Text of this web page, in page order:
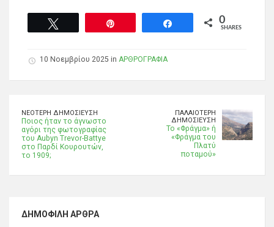
0
SHARES
10 Νοεμβρίου 2025 in ΑΡΘΡΟΓΡΑΦΙΑ
ΝΕΌΤΕΡΗ ΔΗΜΟΣΊΕΥΣΗ
Ποιος ήταν το άγνωστο
αγόρι της φωτογραφίας
του Aubyn Trevor-Battye
στο Παρδί Κουρουτών,
το 1909;
ΠΑΛΑΙΌΤΕΡΗ
ΔΗΜΟΣΊΕΥΣΗ
Το «Φράγμα» ή
«Φράγμα του
Πλατύ
ποταμού»
ΔΗΜΟΦΙΛΉ ΆΡΘΡΑ